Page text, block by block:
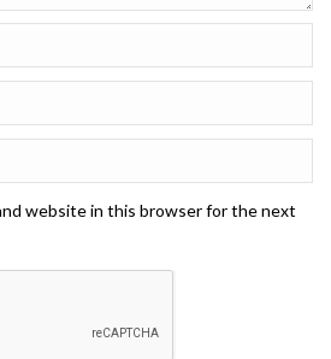
website in this browser for the next